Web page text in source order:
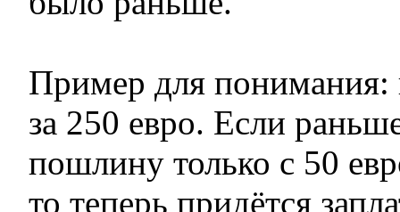
Пример для
за 250 евро. Если
пошлину только с 50
то теперь придётся